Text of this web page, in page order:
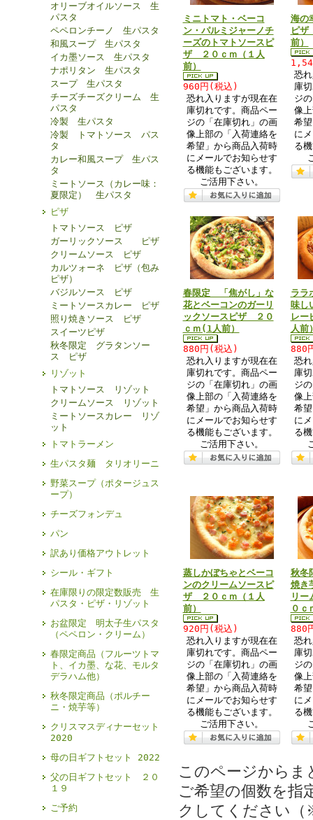
オリーブオイルソース 生
パスタ
ペペロンチーノ 生パスタ
和風スープ 生パスタ
イカ墨ソース 生パスタ
ナポリタン 生パスタ
スープ 生パスタ
チーズチーズクリーム 生
パスタ
冷製 生パスタ
冷製 トマトソース パス
タ
カレー和風スープ 生パス
タ
ミートソース（カレー味：
夏限定） 生パスタ
ピザ
トマトソース ピザ
ガーリックソース ピザ
クリームソース ピザ
カルツォーネ ピザ（包み
ピザ）
バジルソース ピザ
ミートソースカレー ピザ
照り焼きソース ピザ
スイーツピザ
秋冬限定 グラタンソー
ス ピザ
リゾット
トマトソース リゾット
クリームソース リゾット
ミートソースカレー リゾ
ット
トマトラーメン
生パスタ麺 タリオリーニ
野菜スープ（ポタージュス
ープ）
チーズフォンデュ
パン
訳あり価格アウトレット
シール・ギフト
在庫限りの限定数販売 生
パスタ・ピザ・リゾット
お盆限定 明太子生パスタ
（ペペロン・クリーム）
春限定商品（フルーツトマ
ト、イカ墨、な花、モルタ
デラハム他）
秋冬限定商品（ポルチー
ニ・焼芋等）
クリスマスディナーセット
2020
母の日ギフトセット 2022
父の日ギフトセット ２０
１９
ご予約
ミニトマト・ベーコ
ン・パルミジャーノチ
ーズのトマトソースピ
ザ ２０ｃｍ（１人
前）
960円(税込)
恐れ入りますが現在在
庫切れです。商品ペー
ジの「在庫切れ」の画
像上部の「入荷連絡を
希望」から商品入荷時
にメールでお知らせす
る機能もございます。
ご活用下さい。
海の
ピザ
前）
恐
庫
ジ
像
希
に
る
春限定 「焦がし」な
花とベーコンのガーリ
ックソースピザ ２０
ｃｍ(1人前）
880円(税込)
恐れ入りますが現在在
庫切れです。商品ペー
ジの「在庫切れ」の画
像上部の「入荷連絡を
希望」から商品入荷時
にメールでお知らせす
る機能もございます。
ご活用下さい。
ララ
味し
レ
人前
880
恐
庫
ジ
像
希
に
る
蒸しかぼちゃとベーコ
ンのクリームソースピ
ザ ２０ｃｍ（１人
前）
920円(税込)
恐れ入りますが現在在
庫切れです。商品ペー
ジの「在庫切れ」の画
像上部の「入荷連絡を
希望」から商品入荷時
にメールでお知らせす
る機能もございます。
ご活用下さい。
秋冬
焼き
リ
０ｃ
880
恐
庫
ジ
像
希
に
る
このページからま
ご希望の個数を指
クしてください